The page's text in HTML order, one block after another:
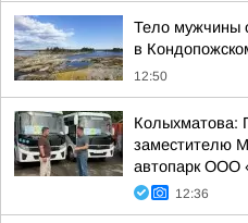
Тело мужчины
в
12:50
Колыхматова:
заместителю
автопарк ООО
12:36